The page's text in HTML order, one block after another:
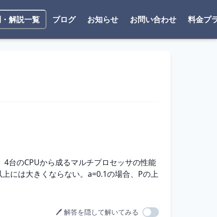
解説一覧 ブログ お知らせ お問い合わせ 料金プ
台のCPUから成るマルチプロセッサの性能
には大きくならない。a=0.1の場合、Pの上
🖊️ 解答を隠して解いてみる